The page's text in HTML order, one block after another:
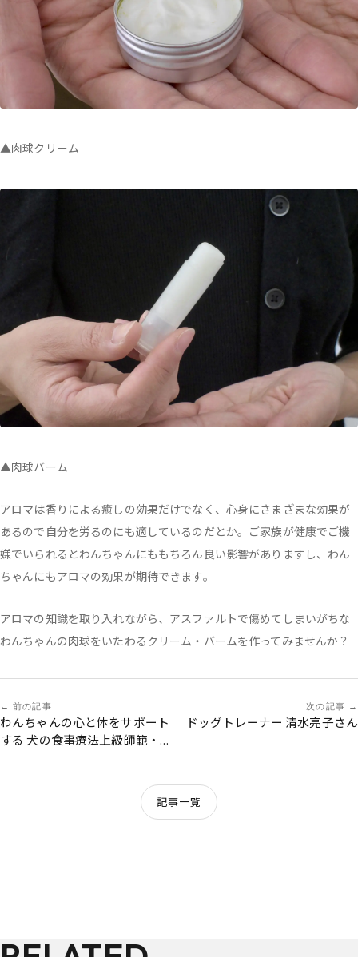
▲肉球クリーム
▲肉球バーム
アロマは香りによる癒しの効果だけでなく、心身にさまざまな効果が
あるので自分を労るのにも適しているのだとか。ご家族が健康でご機
嫌でいられるとわんちゃんにももちろん良い影響がありますし、わん
ちゃんにもアロマの効果が期待できます。
アロマの知識を取り入れながら、アスファルトで傷めてしまいがちな
わんちゃんの肉球をいたわるクリーム・バームを作ってみませんか？
前の記事
わんちゃんの心と体をサポート
する 犬の食事療法上級師範・ト
記事一覧
次の記事
ドッグトレーナー 清水亮子さん